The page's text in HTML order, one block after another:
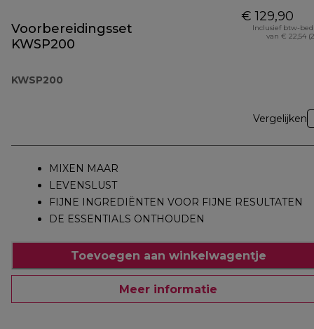
Voorbereidingsset
KWSP200
KWSP200
€ 129,90
Inclusief btw-
van € 22,54
Vergelijken
MIXEN MAAR
LEVENSLUST
FIJNE INGREDIËNTEN VOOR FIJNE RESULTATEN
DE ESSENTIALS ONTHOUDEN
Toevoegen aan winkelwagentje
Meer informatie